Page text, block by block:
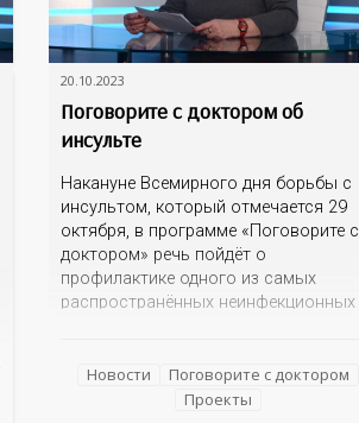
20.10.2023
Поговорите с доктором об
инсульте
Накануне Всемирного дня борьбы с
инсультом, который отмечается 29
октября, в программе «Поговорите с
доктором» речь пойдёт о
профилактике одного из самых
распространённых неинфекционных
Каковы его первые проявления? Как
правильно оказать первую помощь?
Новости
Поговорите с доктором
Проекты